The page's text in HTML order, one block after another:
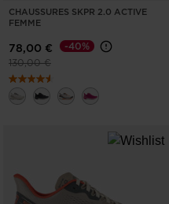
CHAUSSURES SKPR 2.0 ACTIVE
FEMME
78,00 €
Prix réduit de
130,00 €à
-40%